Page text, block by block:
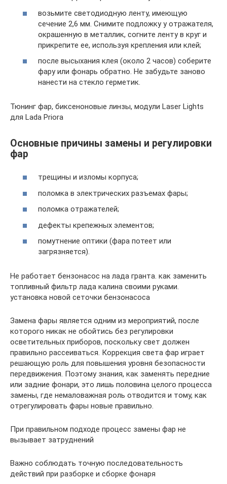
возьмите светодиодную ленту, имеющую
сечение 2,6 мм. Снимите подложку у отражателя,
окрашенную в металлик, согните ленту в круг и
прикрепите ее, используя крепления или клей;
после высыхания клея (около 2 часов) соберите
фару или фонарь обратно. Не забудьте заново
нанести на стекло герметик.
Тюнинг фар, биксеноновые линзы, модули Laser Lights
для Lada Priora
Основные причины замены и регулировки
фар
трещины и изломы корпуса;
поломка в электрических разъемах фары;
поломка отражателей;
дефекты крепежных элементов;
помутнение оптики (фара потеет или
загрязняется).
Не работает бензонасос на лада гранта. как заменить
топливный фильтр лада калина своими руками.
установка новой сеточки бензонасоса
Замена фары является одним из мероприятий, после
которого никак не обойтись без регулировки
осветительных приборов, поскольку свет должен
правильно рассеиваться. Коррекция света фар играет
решающую роль для повышения уровня безопасности
передвижения. Поэтому знания, как заменять передние
или задние фонари, это лишь половина целого процесса
замены, где немаловажная роль отводится и тому, как
отрегулировать фары новые правильно.
При правильном подходе процесс замены фар не
вызывает затруднений
Важно соблюдать точную последовательность
действий при разборке и сборке фонаря